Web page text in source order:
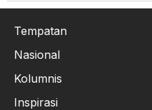
Tempatan
Nasional
Kolumnis
Inspirasi